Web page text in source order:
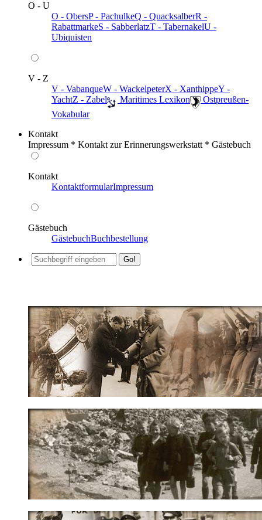
O - U
O - ObersP - PachulkeQ - QuacksalberR -
RabattmarkeS - SabberlatzT - TabernakelU -
Ubiquisten
V - Z
V - VabanqueW - WackelpeterX - XanthippeY -
YachtZ - Zabel ️ Maritimes Lexikon
️ Ostpreußen-
Vokabular
Kontakt
Impressum * Kontakt zur Erinnerungswerkstatt * Gästebuch
Kontakt
KontaktformularImpressum
Gästebuch
GästebuchBuchbestellung